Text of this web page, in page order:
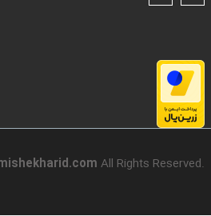
All Rights Reserved.